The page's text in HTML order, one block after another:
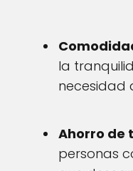
la
necesidad
Ahorro de
personas